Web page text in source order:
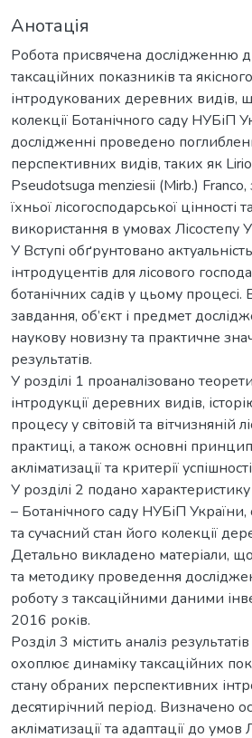
Анотація
Робота присвячена дослідженню
таксаційних показників та
інтродукованих деревних видів,
колекції Ботанічного саду НУБіП
дослідженні проведено
перспективних видів, таких як
Pseudotsuga menziesii (Mirb.)
їхньої лісогосподарської цінності
використання в умовах Лісостепу
У Вступі обґрунтовано
інтродуцентів для лісового
ботанічних садів у цьому процесі.
завдання, об’єкт і предмет
наукову новизну та практичне
результатів.
У розділі 1 проаналізовано
інтродукції деревних видів,
процесу у світовій та вітчизняній
практиці, а також основні
акліматизації та критерії
У розділі 2 подано
– Ботанічного саду НУБіП
та сучасний стан його колекції
Детально викладено матеріали,
та методику проведення
роботу з таксаційними даними
2016 років.
Розділ 3 містить аналіз
охоплює динаміку таксаційних
стану обраних перспективних
десятирічний період. Визначено
акліматизації та адаптації до умов